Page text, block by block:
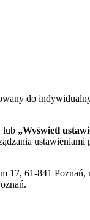
do
lub „Wyświetl
61-841 Poznań,